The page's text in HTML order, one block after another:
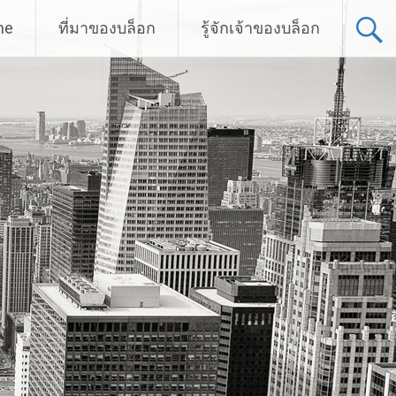
ที่มาของบล็อก รู้จักเจ้าของบล็อก